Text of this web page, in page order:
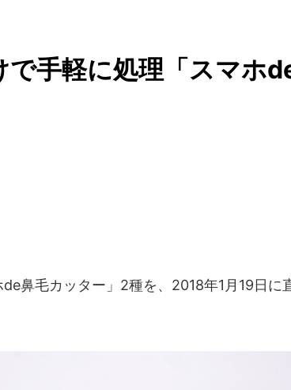
手軽に処理「スマホ
鼻毛カッター」2種を、2018年1月19日に